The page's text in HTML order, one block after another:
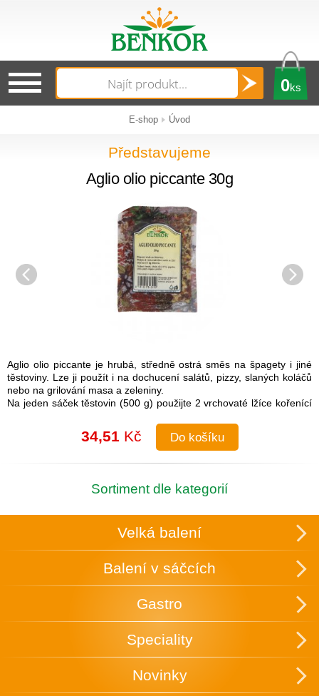
0ks
E-shop Úvod
Představujeme
Aglio olio piccante 30g
Aglio olio piccante je hrubá, středně ostrá směs na špagety i jiné
těstoviny. Lze ji použít i na dochucení salátů, pizzy, slaných koláčů
nebo na grilování masa a zeleniny.
Na jeden sáček těstovin (500 g) použijte 2 vrchovaté lžíce kořenící
Návod na přípravu: Do uvařených těstovin přimíchejte kořenící
směs a lžíci olivového oleje. Je možné také na pánvi olivový olej
rozehřát a koření na něm zlehka opražit, aby se rozvonělo a
následně přidat směs k těstovinám.
v obchodě.
Uchovávejte v suchu a temnu.
34,51Kč Do košíku
Sortiment dle kategorií
Velká balení
Balení v sáčcích
Gastro
Speciality
Novinky